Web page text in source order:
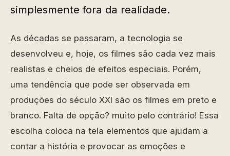
simplesmente fora da realidade.
As décadas se passaram, a tecnologia se
desenvolveu e, hoje, os filmes são cada vez mais
realistas e cheios de efeitos especiais. Porém,
uma tendência que pode ser observada em
produções do século XXI são os filmes em preto e
branco. Falta de opção? muito pelo contrário! Essa
escolha coloca na tela elementos que ajudam a
contar a história e provocar as emoções e